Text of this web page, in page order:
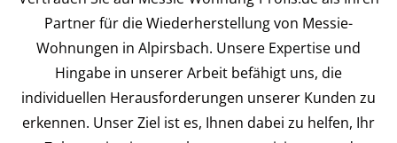
Partner für die Wiederherstellung von Messie-
Wohnungen in Alpirsbach. Unsere Expertise und
Hingabe in unserer Arbeit befähigt uns, die
individuellen Herausforderungen unserer Kunden zu
erkennen. Unser Ziel ist es, Ihnen dabei zu helfen, Ihr